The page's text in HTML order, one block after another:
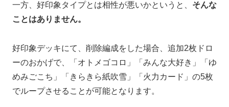
一方、好印象タイプとは相性が悪いかというと、 そんな
ことはありません。
好印象デッキにて、削除編成をした場合、追加2枚ドロ
ーのおかげで、「オトメゴコロ」「みんな大好き」「ゆ
めみごこち」「きらきら紙吹雪」「火力カード」の5枚
でループさせることが可能となります。